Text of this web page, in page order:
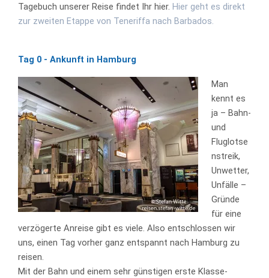
Tagebuch unserer Reise findet Ihr hier. Hier geht es direkt
zur zweiten Etappe von Teneriffa nach Barbados.
Tag 0 - Ankunft in Hamburg
Man
kennt es
ja – Bahn-
und
Fluglotse
nstreik,
Unwetter,
Unfälle –
Gründe
für eine
verzögerte Anreise gibt es viele. Also entschlossen wir
uns, einen Tag vorher ganz entspannt nach Hamburg zu
reisen.
Mit der Bahn und einem sehr günstigen erste Klasse-